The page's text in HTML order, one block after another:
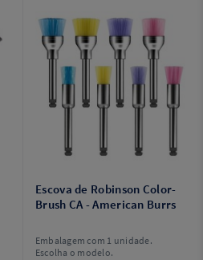
Escova de Robinson Color-
Brush CA - American Burrs
Embalagem com 1 unidade.
Escolha o modelo.